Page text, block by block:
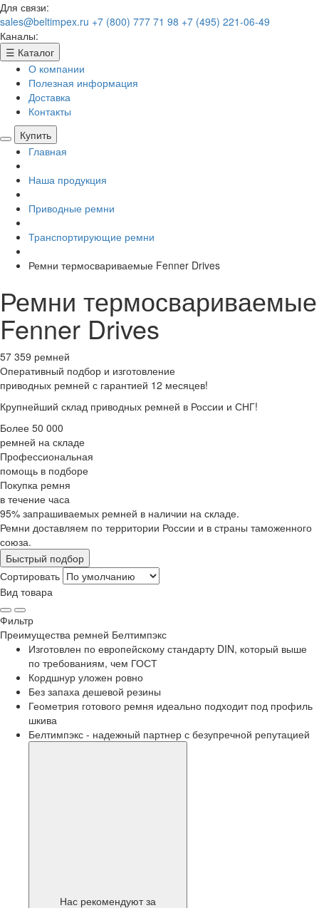
Для связи:
sales@beltimpex.ru +7 (800) 777 71 98 +7 (495) 221-06-49
Каналы:
☰ Каталог
О компании
Полезная информация
Доставка
Контакты
Купить
Главная
Наша продукция
Приводные ремни
Транспортирующие ремни
Ремни термосвариваемые Fenner Drives
Ремни термосвариваемые
Fenner Drives
57 359 ремней
Оперативный подбор и изготовление
приводных ремней с гарантией 12 месяцев!
Крупнейший склад приводных ремней в России и СНГ!
Более 50 000
ремней на складе
Профессиональная
помощь в подборе
Покупка ремня
в течение часа
95% запрашиваемых ремней в наличии на складе.
Ремни доставляем по территории России и в страны таможенного
союза.
Быстрый подбор
Сортировать
Вид товара
Фильтр
Преимущества ремней Белтимпэкс
Изготовлен по европейскому стандарту DIN, который выше
по требованиям, чем ГОСТ
Кордшнур уложен ровно
Без запаха дешевой резины
Геометрия готового ремня идеально подходит под профиль
шкива
Белтимпэкс - надежный партнер с безупречной репутацией
Нас рекомендуют за